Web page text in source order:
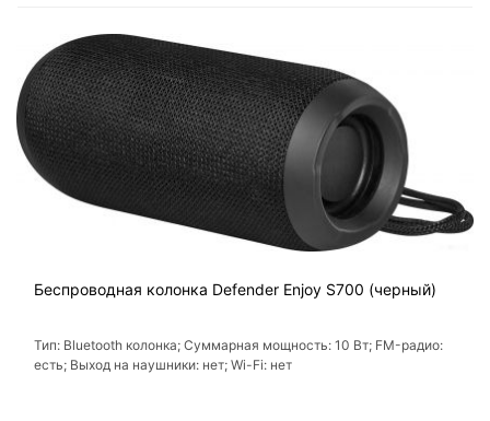
Беспроводная колонка Defender Enjoy S700 (черный)
Тип: Bluetooth колонка; Суммарная мощность: 10 Вт; FM-радио:
есть; Выход на наушники: нет; Wi-Fi: нет